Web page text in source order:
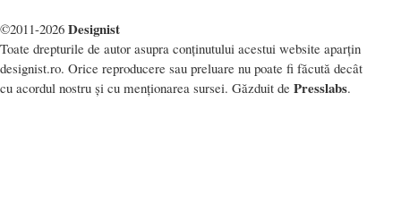
©2011-2026 Designist
Toate drepturile de autor asupra conținutului acestui website aparțin
designist.ro. Orice reproducere sau preluare nu poate fi făcută decât
cu acordul nostru și cu menționarea sursei. Găzduit de Presslabs.